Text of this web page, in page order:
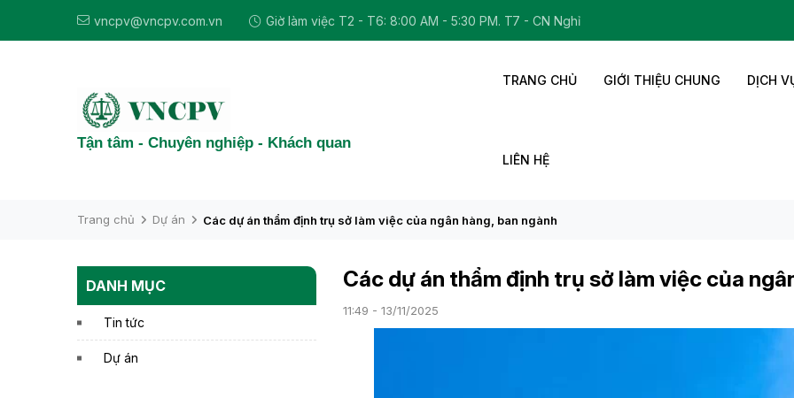
vncpv@vncpv.com.vn Giờ làm việc T2 - T6: 8:00 AM - 5:30 PM. T7 - CN Nghỉ
Tận tâm - Chuyên nghiệp - Khách quan
TRANG CHỦ GIỚI THIỆU CHUNG DỊCH
LIÊN HỆ
Trang chủ Dự án Các dự án thẩm định trụ sở làm việc của ngân hàng, ban ngành
DANH MỤC
Tin tức
Dự án
Các dự án thẩm định trụ sở làm việc của
11:49 - 13/11/2025